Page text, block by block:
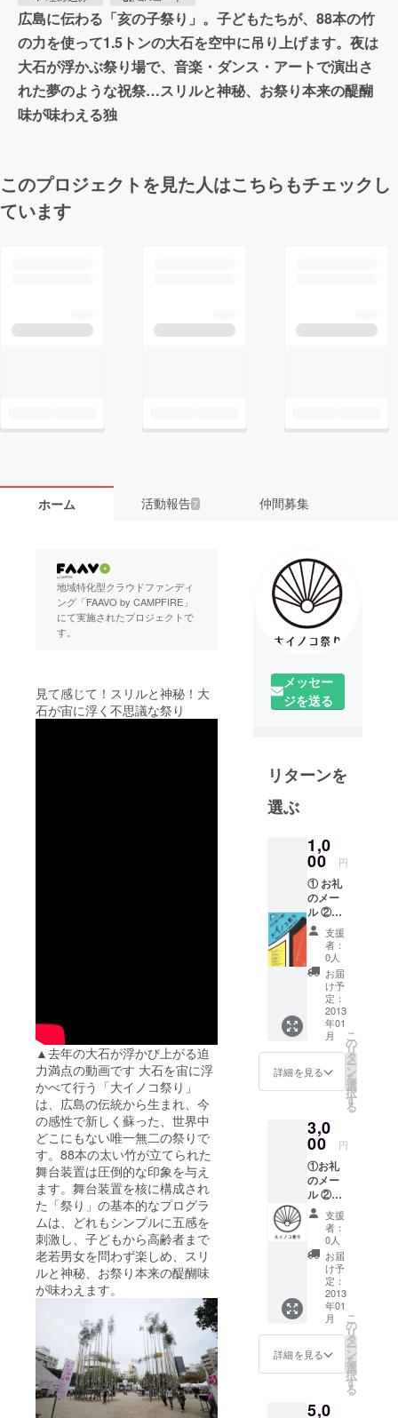
広島に伝わる「亥の子祭り」。子どもたちが、88本の竹
の力を使って1.5トンの大石を空中に吊り上げます。夜は
大石が浮かぶ祭り場で、音楽・ダンス・アートで演出さ
れた夢のような祝祭…スリルと神秘、お祭り本来の醍醐
味が味わえる独
このプロジェクトを見た人はこちらもチェックし
ています
ホーム 活動報告7 仲間募集
地域特化型クラウドファンディ
ング「FAAVO by CAMPFIRE」
にて実施されたプロジェクトで
す。
見て感じて！スリルと神秘！大
石が宙に浮く不思議な祭り
▲去年の大石が浮かび上がる迫
力満点の動画です 大石を宙に浮
かべて行う「大イノコ祭り」
は、広島の伝統から生まれ、今
の感性で新しく蘇った、世界中
どこにもない唯一無二の祭りで
す。88本の太い竹が立てられた
舞台装置は圧倒的な印象を与え
ます。舞台装置を核に構成され
た「祭り」の基本的なプログラ
ムは、どれもシンプルに五感を
刺激し、子どもから高齢者まで
老若男女を問わず楽しめ、スリ
ルと神秘、お祭り本来の醍醐味
が味わえます。
メッセー
ジを送る
リターンを
選ぶ
1,0
00 円
① お礼
のメー
ル ②プ
ロモー
ション
ビデオ
エンド
ロール
にお名
前記載
（※小文
字での
記載に
なりま
す）
（※画像
の動画
になり
ます）
支援
者：
0人
お届
け予
定：
2013
年01
月
詳細を見る
こ
の
リ
タ
ー
ン
を
選
択
す
る
3,0
00 円
①お礼
のメー
ル ②プ
ロモー
ション
ビデオ
エンド
ロール
にお名
前記載
（※小文
字での
記載に
なりま
す） ③
日・9
支援
者：
0人
お届
け予
定：
2013
年01
月
詳細を見る
こ
の
リ
タ
ー
ン
を
選
択
す
る
5,0